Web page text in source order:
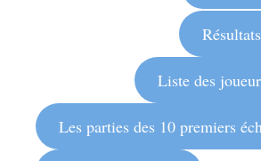
Liste des
Les parties des 10 premiers